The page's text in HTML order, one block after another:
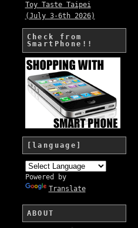
Toy Taste Taipei
(July 3-6th 2026)
Check from
SmartPhone!!
[language]
Powered by
Translate
ABOUT